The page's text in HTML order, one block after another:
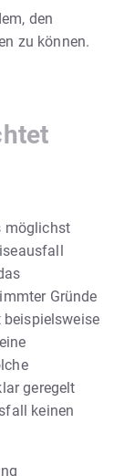
den
zu können.
möglichst
Gründe
geregelt
keinen